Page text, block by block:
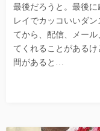
最後だろうと。最後
レイでカッコいいダ
てから、配信、メー
てくれることがある
間があると…